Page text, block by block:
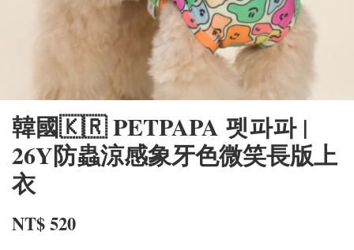
韓國🇰🇷 PETPAPA 펫파파 |
26Y防蟲涼感象牙色微笑長版上
衣
NT$ 520